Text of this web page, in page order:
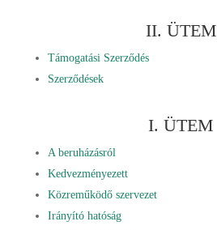
II. ÜTEM
Támogatási Szerződés
Szerződések
I. ÜTEM
A beruházásról
Kedvezményezett
Közreműködő szervezet
Irányító hatóság